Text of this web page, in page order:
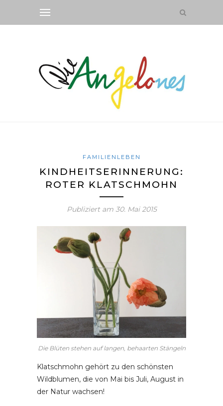
FAMILIENLEBEN
KINDHEITSERINNERUNG:
ROTER KLATSCHMOHN
Publiziert am 30. Mai 2015
Die Blüten stehen auf langen, behaarten Stängeln
Klatschmohn gehört zu den schönsten
Wildblumen, die von Mai bis Juli, August in
der Natur wachsen!